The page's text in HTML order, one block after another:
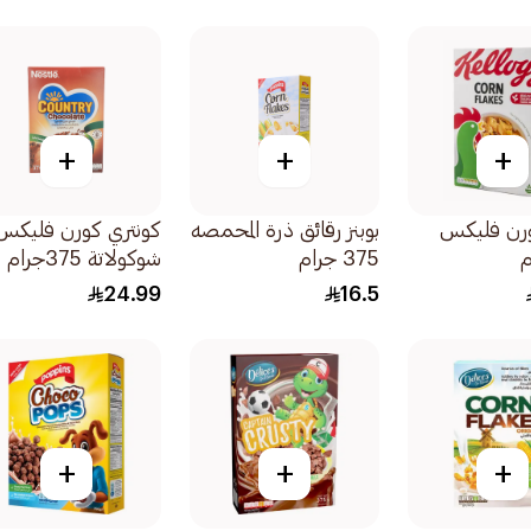
+
فليكس
+
بوبنز رقائق ذرة المحمصه
375 جرام
16.5
+
كونتري كورن
شوكولاتة 375جرام
24.99
+
+
+